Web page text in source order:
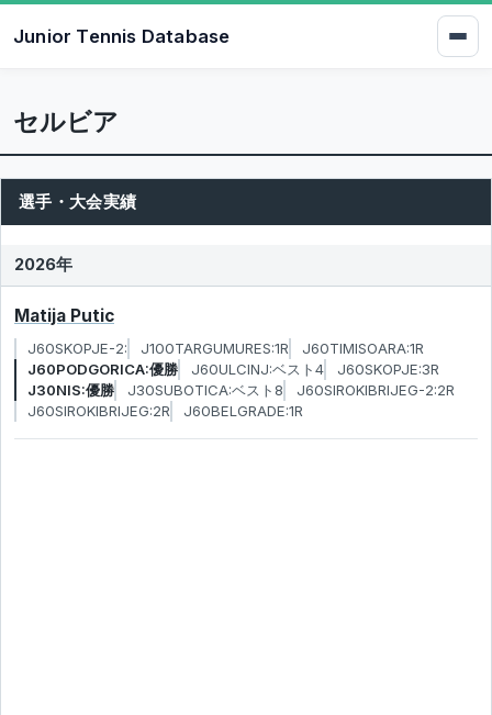
Junior Tennis Database
セルビア
選手・大会実績
2026年
Matija Putic
J60SKOPJE-2: J100TARGUMURES:1R
J60TIMISOARA:1R
J60PODGORICA:優勝
J60ULCINJ:ベスト4
J60SKOPJE:3R
J30NIS:優勝
J30SUBOTICA:ベスト8
J60SIROKIBRIJEG-2:2R
J60SIROKIBRIJEG:2R
J60BELGRADE:1R